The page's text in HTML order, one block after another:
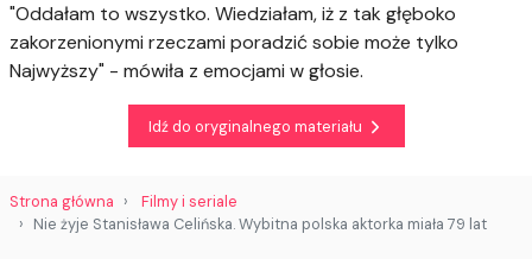
"Oddałam to wszystko. Wiedziałam, iż z tak głęboko
zakorzenionymi rzeczami poradzić sobie może tylko
Najwyższy" - mówiła z emocjami w głosie.
Idź do oryginalnego materiału
Strona główna
Filmy i seriale
Nie żyje Stanisława Celińska. Wybitna polska aktorka miała 79 lat